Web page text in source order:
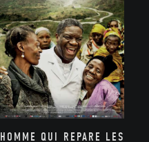
HOMME QUI REPARE LES